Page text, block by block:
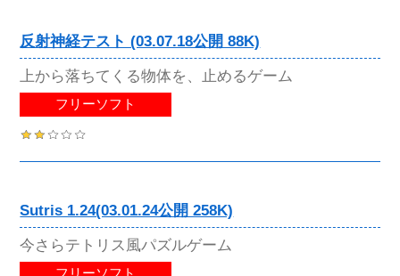
反射神経テスト (03.07.18公開 88K)
上から落ちてくる物体を、止めるゲーム
フリーソフト
Sutris 1.24(03.01.24公開 258K)
今さらテトリス風パズルゲーム